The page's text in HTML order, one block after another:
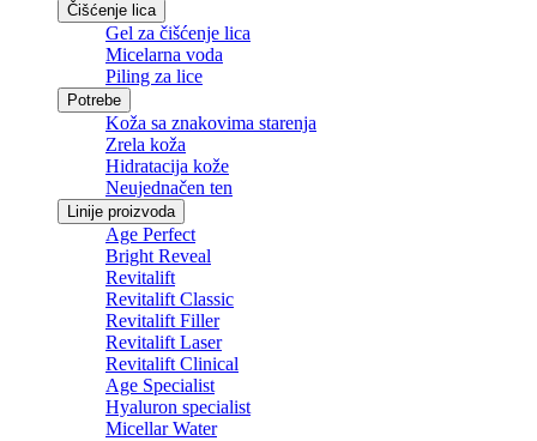
Čišćenje lica
Gel za čišćenje lica
Micelarna voda
Piling za lice
Potrebe
Koža sa znakovima starenja
Zrela koža
Hidratacija kože
Neujednačen ten
Linije proizvoda
Age Perfect
Bright Reveal
Revitalift
Revitalift Classic
Revitalift Filler
Revitalift Laser
Revitalift Clinical
Age Specialist
Hyaluron specialist
Micellar Water